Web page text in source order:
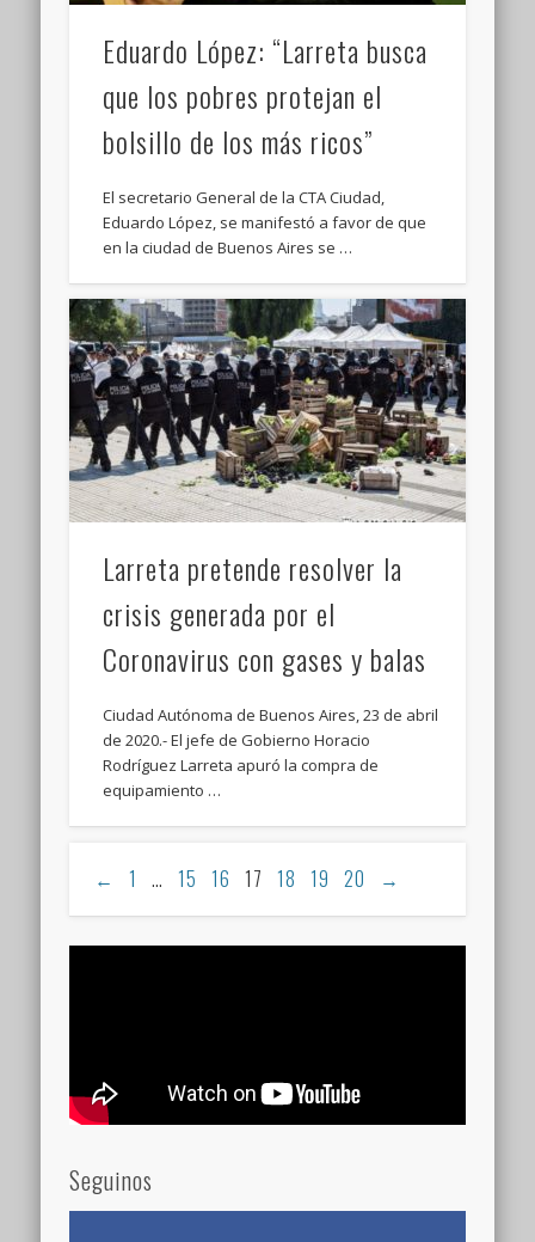
Eduardo López: “Larreta busca
que los pobres protejan el
bolsillo de los más ricos”
El secretario General de la CTA Ciudad,
Eduardo López, se manifestó a favor de que
en la ciudad de Buenos Aires se …
Larreta pretende resolver la
crisis generada por el
Coronavirus con gases y balas
Ciudad Autónoma de Buenos Aires, 23 de abril
de 2020.- El jefe de Gobierno Horacio
Rodríguez Larreta apuró la compra de
equipamiento …
← 1 … 15 16 17 18 19 20 →
Seguinos